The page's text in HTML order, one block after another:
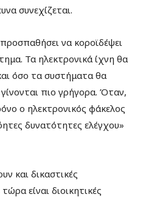
συνεχίζεται.
να κοροϊδέψει
Τα ηλεκτρονικά ίχνη θα
όσο τα συστήματα θα
γίνονται πιο γρήγορα. Όταν,
ο ηλεκτρονικός φάκελος
δυνατότητες ελέγχου»
και δικαστικές
είναι διοικητικές